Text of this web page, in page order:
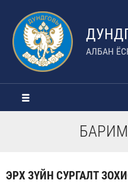
АЛБАН
ЭРХ ЗҮЙН СУРГАЛТ